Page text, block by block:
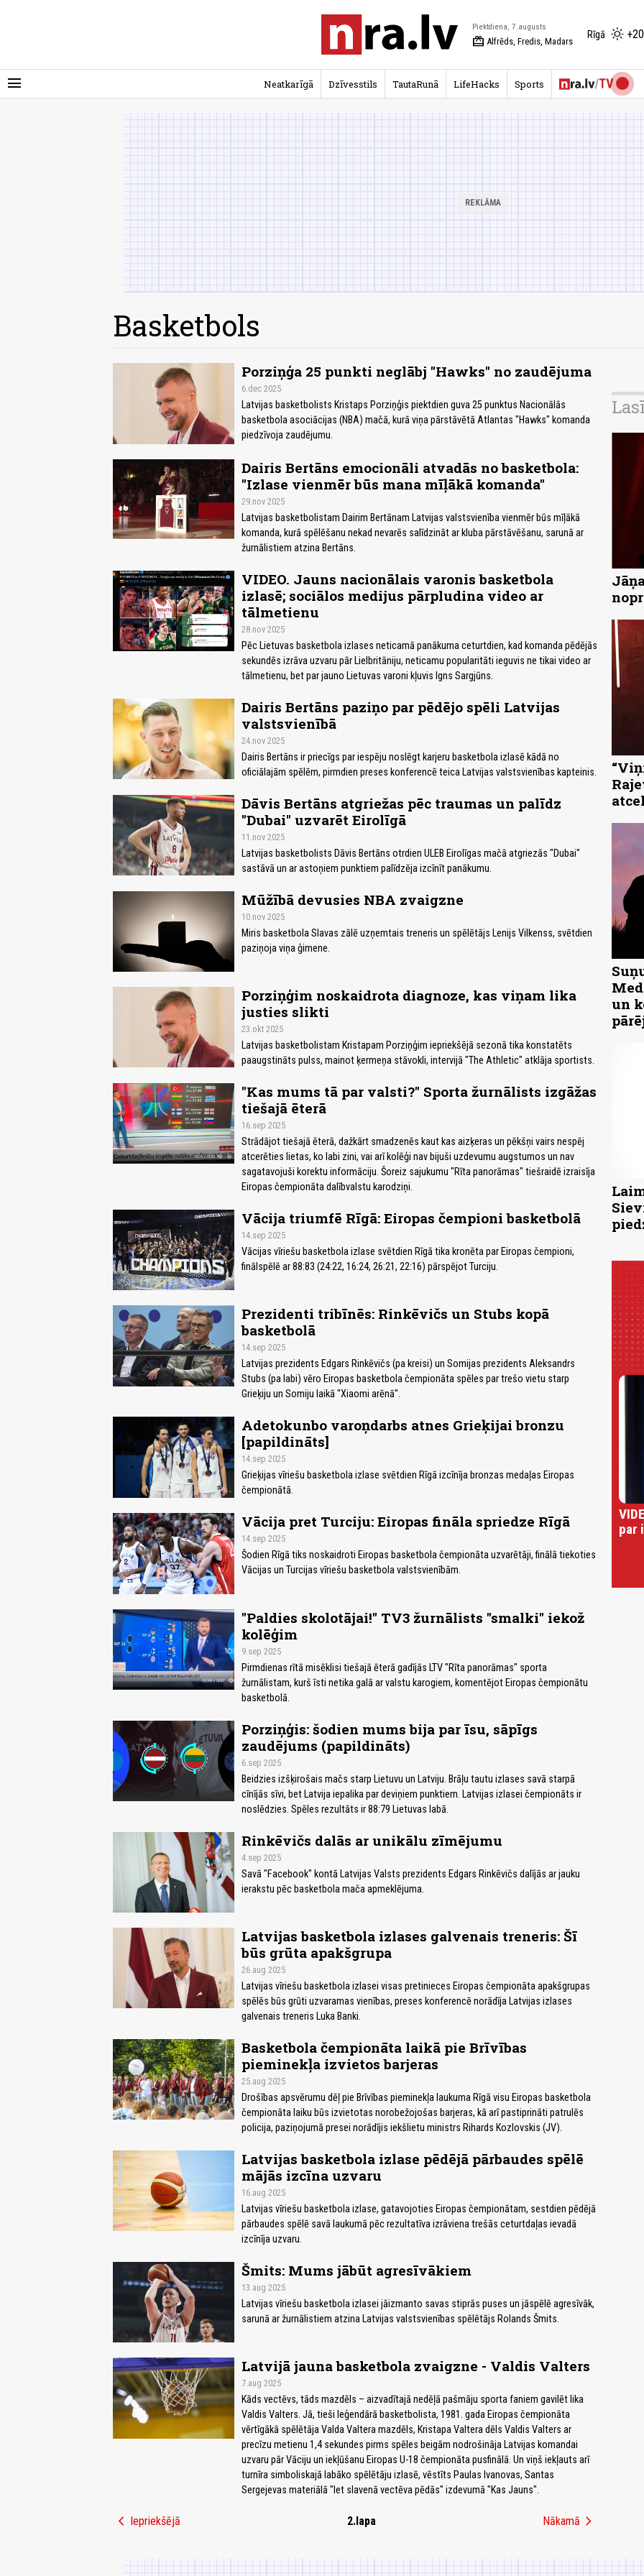
menu
Piektdiena, 7.augusts
redeem Alfrēds, Fredis, Madars
Rīgā
Neatkarīgā Dzīvesstils TautaRunā LifeHacks Sports
Basketbols
Porziņģa 25 punkti neglābj "Hawks" no zaudējuma
6.dec 2025
Latvijas basketbolists Kristaps Porziņģis piektdien guva 25 punktus Nacionālās
basketbola asociācijas (NBA) mačā, kurā viņa pārstāvētā Atlantas "Hawks" komanda
piedzīvoja zaudējumu.
Dairis Bertāns emocionāli atvadās no basketbola:
"Izlase vienmēr būs mana mīļākā komanda"
29.nov 2025
Latvijas basketbolistam Dairim Bertānam Latvijas valstsvienība vienmēr būs mīļākā
komanda, kurā spēlēšanu nekad nevarēs salīdzināt ar kluba pārstāvēšanu, sarunā ar
žurnālistiem atzina Bertāns.
VIDEO. Jauns nacionālais varonis basketbola
izlasē; sociālos medijus pārpludina video ar
tālmetienu
28.nov 2025
Pēc Lietuvas basketbola izlases neticamā panākuma ceturtdien, kad komanda pēdējās
sekundēs izrāva uzvaru pār Lielbritāniju, neticamu popularitāti ieguvis ne tikai video ar
tālmetienu, bet par jauno Lietuvas varoni kļuvis Igns Sargjūns.
Dairis Bertāns paziņo par pēdējo spēli Latvijas
valstsvienībā
24.nov 2025
Dairis Bertāns ir priecīgs par iespēju noslēgt karjeru basketbola izlasē kādā no
oficiālajām spēlēm, pirmdien preses konferencē teica Latvijas valstsvienības kapteinis.
Dāvis Bertāns atgriežas pēc traumas un palīdz
"Dubai" uzvarēt Eirolīgā
11.nov 2025
Latvijas basketbolists Dāvis Bertāns otrdien ULEB Eirolīgas mačā atgriezās "Dubai"
sastāvā un ar astoņiem punktiem palīdzēja izcīnīt panākumu.
Mūžībā devusies NBA zvaigzne
10.nov 2025
Miris basketbola Slavas zālē uzņemtais treneris un spēlētājs Lenijs Vilkenss, svētdien
paziņoja viņa ģimene.
Porziņģim noskaidrota diagnoze, kas viņam lika
justies slikti
23.okt 2025
Latvijas basketbolistam Kristapam Porziņģim iepriekšējā sezonā tika konstatēts
paaugstināts pulss, mainot ķermeņa stāvokli, intervijā "The Athletic" atklāja sportists.
"Kas mums tā par valsti?" Sporta žurnālists izgāžas
tiešajā ēterā
16.sep 2025
Strādājot tiešajā ēterā, dažkārt smadzenēs kaut kas aizķeras un pēkšņi vairs nespēj
atcerēties lietas, ko labi zini, vai arī kolēģi nav bijuši uzdevumu augstumos un nav
sagatavojuši korektu informāciju. Šoreiz sajukumu "Rīta panorāmas" tiešraidē izraisīja
Eiropas čempionāta dalībvalstu karodziņi.
Vācija triumfē Rīgā: Eiropas čempioni basketbolā
14.sep 2025
Vācijas vīriešu basketbola izlase svētdien Rīgā tika kronēta par Eiropas čempioni,
finālspēlē ar 88:83 (24:22, 16:24, 26:21, 22:16) pārspējot Turciju.
Prezidenti tribīnēs: Rinkēvičs un Stubs kopā
basketbolā
14.sep 2025
Latvijas prezidents Edgars Rinkēvičs (pa kreisi) un Somijas prezidents Aleksandrs
Stubs (pa labi) vēro Eiropas basketbola čempionāta spēles par trešo vietu starp
Grieķiju un Somiju laikā "Xiaomi arēnā".
Adetokunbo varoņdarbs atnes Grieķijai bronzu
[papildināts]
14.sep 2025
Grieķijas vīriešu basketbola izlase svētdien Rīgā izcīnīja bronzas medaļas Eiropas
čempionātā.
Vācija pret Turciju: Eiropas fināla spriedze Rīgā
14.sep 2025
Šodien Rīgā tiks noskaidroti Eiropas basketbola čempionāta uzvarētāji, finālā tiekoties
Vācijas un Turcijas vīriešu basketbola valstsvienībām.
"Paldies skolotājai!" TV3 žurnālists "smalki" iekož
kolēģim
9.sep 2025
Pirmdienas rītā misēklisi tiešajā ēterā gadījās LTV "Rīta panorāmas" sporta
žurnālistam, kurš īsti netika galā ar valstu karogiem, komentējot Eiropas čempionātu
basketbolā.
Porziņģis: šodien mums bija par īsu, sāpīgs
zaudējums (papildināts)
6.sep 2025
Beidzies izšķirošais mačs starp Lietuvu un Latviju. Brāļu tautu izlases savā starpā
cīnījās sīvi, bet Latvija iepalika par deviņiem punktiem. Latvijas izlasei čempionāts ir
noslēdzies. Spēles rezultāts ir 88:79 Lietuvas labā.
Rinkēvičs dalās ar unikālu zīmējumu
4.sep 2025
Savā "Facebook" kontā Latvijas Valsts prezidents Edgars Rinkēvičs dalījās ar jauku
ierakstu pēc basketbola mača apmeklējuma.
Latvijas basketbola izlases galvenais treneris: Šī
būs grūta apakšgrupa
26.aug 2025
Latvijas vīriešu basketbola izlasei visas pretinieces Eiropas čempionāta apakšgrupas
spēlēs būs grūti uzvaramas vienības, preses konferencē norādīja Latvijas izlases
galvenais treneris Luka Banki.
Basketbola čempionāta laikā pie Brīvības
pieminekļa izvietos barjeras
25.aug 2025
Drošības apsvērumu dēļ pie Brīvības pieminekļa laukuma Rīgā visu Eiropas basketbola
čempionāta laiku būs izvietotas norobežojošas barjeras, kā arī pastiprināti patrulēs
policija, paziņojumā presei norādījis iekšlietu ministrs Rihards Kozlovskis (JV).
Latvijas basketbola izlase pēdējā pārbaudes spēlē
mājās izcīna uzvaru
16.aug 2025
Latvijas vīriešu basketbola izlase, gatavojoties Eiropas čempionātam, sestdien pēdējā
pārbaudes spēlē savā laukumā pēc rezultatīva izrāviena trešās ceturtdaļas ievadā
izcīnīja uzvaru.
Šmits: Mums jābūt agresīvākiem
13.aug 2025
Latvijas vīriešu basketbola izlasei jāizmanto savas stiprās puses un jāspēlē agresīvāk,
sarunā ar žurnālistiem atzina Latvijas valstsvienības spēlētājs Rolands Šmits.
Latvijā jauna basketbola zvaigzne - Valdis Valters
7.aug 2025
Kāds vectēvs, tāds mazdēls – aizvadītajā nedēļā pašmāju sporta faniem gavilēt lika
Valdis Valters. Jā, tieši leģendārā basketbolista, 1981. gada Eiropas čempionāta
vērtīgākā spēlētāja Valda Valtera mazdēls, Kristapa Valtera dēls Valdis Valters ar
precīzu metienu 1,4 sekundes pirms spēles beigām nodrošināja Latvijas komandai
uzvaru pār Vāciju un iekļūšanu Eiropas U-18 čempionāta pusfinālā. Un viņš iekļauts arī
turnīra simboliskajā labāko spēlētāju izlasē, vēstīts Paulas Ivanovas, Santas
Sergejevas materiālā "Iet slavenā vectēva pēdās" izdevumā "Kas Jauns".
chevron_left Iepriekšējā 2.lapa Nākamā chevron_right
un
par